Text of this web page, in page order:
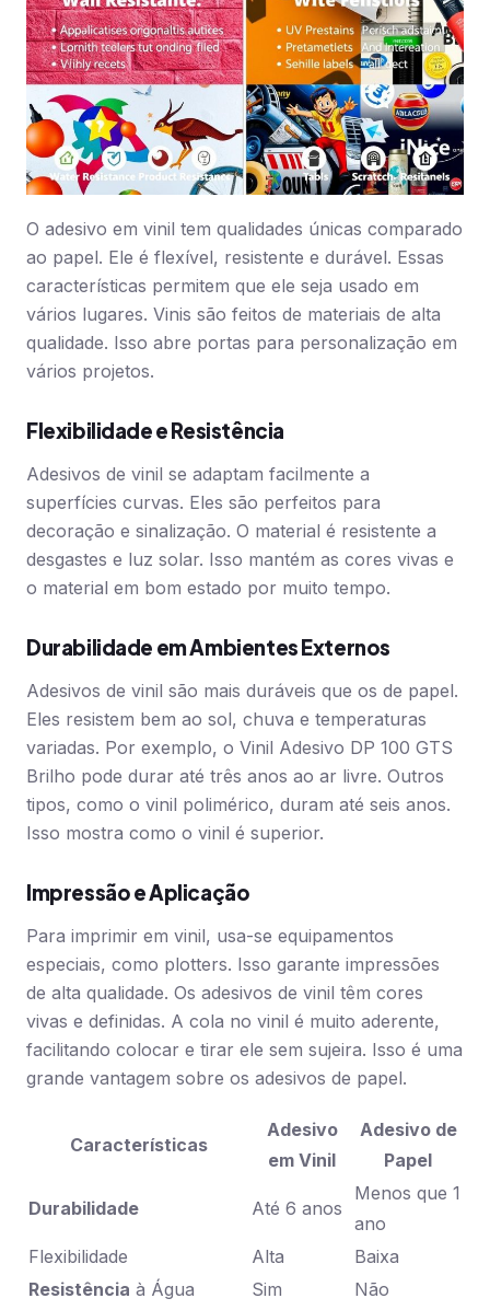
O adesivo em vinil tem qualidades únicas comparado
ao papel. Ele é flexível, resistente e durável. Essas
características permitem que ele seja usado em
vários lugares. Vinis são feitos de materiais de alta
qualidade. Isso abre portas para personalização em
vários projetos.
Flexibilidade e Resistência
Adesivos de vinil se adaptam facilmente a
superfícies curvas. Eles são perfeitos para
decoração e sinalização. O material é resistente a
desgastes e luz solar. Isso mantém as cores vivas e
o material em bom estado por muito tempo.
Durabilidade em Ambientes Externos
Adesivos de vinil são mais duráveis que os de papel.
Eles resistem bem ao sol, chuva e temperaturas
variadas. Por exemplo, o Vinil Adesivo DP 100 GTS
Brilho pode durar até três anos ao ar livre. Outros
tipos, como o vinil polimérico, duram até seis anos.
Isso mostra como o vinil é superior.
Impressão e Aplicação
Para imprimir em vinil, usa-se equipamentos
especiais, como plotters. Isso garante impressões
de alta qualidade. Os adesivos de vinil têm cores
vivas e definidas. A cola no vinil é muito aderente,
facilitando colocar e tirar ele sem sujeira. Isso é uma
grande vantagem sobre os adesivos de papel.
Características
Adesivo
em Vinil
Adesivo de
Papel
Durabilidade Até 6 anos
Menos que 1
ano
Flexibilidade
Alta
Baixa
Resistência à Água Sim Não